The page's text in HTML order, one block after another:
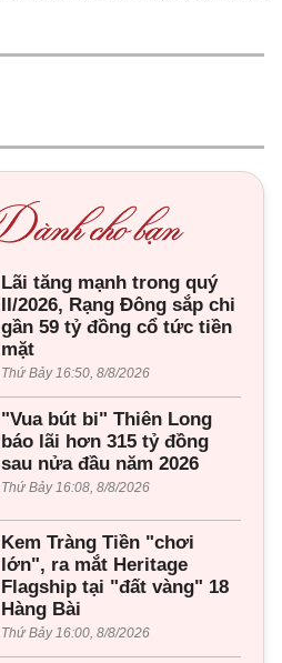
Lãi tăng mạnh trong quý
II/2026, Rạng Đông sắp chi
gần 59 tỷ đồng cổ tức tiền
mặt
Thứ Bảy 16:50, 8/8/2026
"Vua bút bi" Thiên Long
báo lãi hơn 315 tỷ đồng
sau nửa đầu năm 2026
Thứ Bảy 16:08, 8/8/2026
Kem Tràng Tiền "chơi
lớn", ra mắt Heritage
Flagship tại "đất vàng" 18
Hàng Bài
Thứ Bảy 16:00, 8/8/2026